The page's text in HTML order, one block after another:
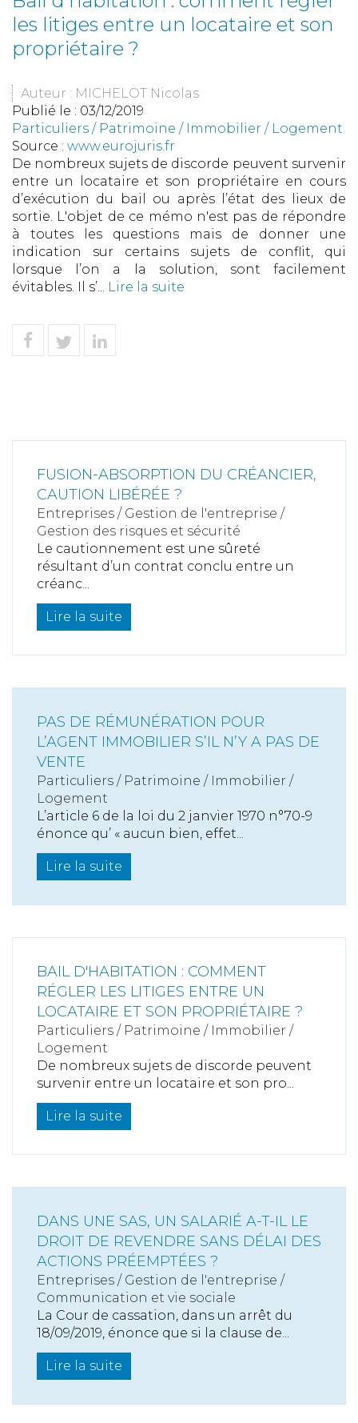
les litiges entre un locataire et son
propriétaire ?
Auteur : MICHELOT Nicolas
Publié le : 03/12/2019
Particuliers / Patrimoine / Immobilier / Logement
Source : www.eurojuris.fr
De nombreux sujets de discorde peuvent survenir
entre un locataire et son propriétaire en cours
d’exécution du bail ou après l’état des lieux de
sortie. L'objet de ce mémo n'est pas de répondre
à toutes les questions mais de donner une
indication sur certains sujets de conflit, qui
lorsque l’on a la solution, sont facilement
évitables. Il s’... Lire la suite
FUSION-ABSORPTION DU CRÉANCIER,
CAUTION LIBÉRÉE ?
Entreprises / Gestion de l'entreprise /
Gestion des risques et sécurité
Le cautionnement est une sûreté
résultant d’un contrat conclu entre un
créanc...
Lire la suite
PAS DE RÉMUNÉRATION POUR
L’AGENT IMMOBILIER S’IL N’Y A PAS DE
VENTE
Particuliers / Patrimoine / Immobilier /
Logement
L’article 6 de la loi du 2 janvier 1970 n°70-9
énonce qu’ « aucun bien, effet...
Lire la suite
BAIL D'HABITATION : COMMENT
RÉGLER LES LITIGES ENTRE UN
LOCATAIRE ET SON PROPRIÉTAIRE ?
Particuliers / Patrimoine / Immobilier /
Logement
De nombreux sujets de discorde peuvent
survenir entre un locataire et son pro...
Lire la suite
DANS UNE SAS, UN SALARIÉ A-T-IL LE
DROIT DE REVENDRE SANS DÉLAI DES
ACTIONS PRÉEMPTÉES ?
Entreprises / Gestion de l'entreprise /
Communication et vie sociale
La Cour de cassation, dans un arrêt du
18/09/2019, énonce que si la clause de...
Lire la suite